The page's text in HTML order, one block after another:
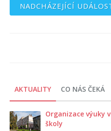
NADCHÁZEJÍCÍ
AKTUALITY CO NÁS ČEKÁ
Organizace výuky
školy